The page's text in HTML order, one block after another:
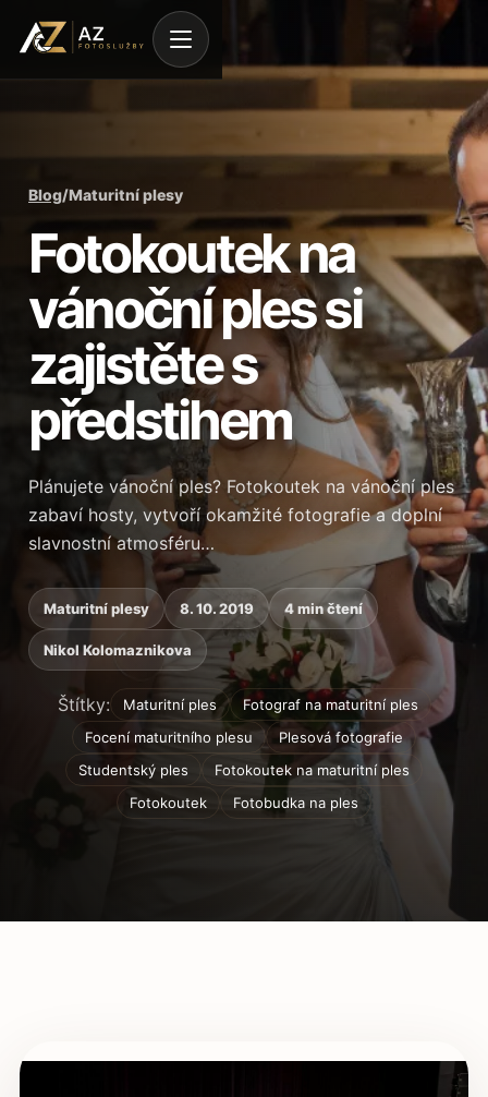
Blog/Maturitní plesy
Fotokoutek na
vánoční ples si
zajistěte s
předstihem
Plánujete vánoční ples? Fotokoutek na vánoční ples
zabaví hosty, vytvoří okamžité fotografie a doplní
slavnostní atmosféru…
Maturitní plesy 8. 10. 2019 4 min čtení
Nikol Kolomaznikova
Štítky: Maturitní ples
Fotograf na maturitní ples
Focení maturitního plesu
Plesová fotografie
Studentský ples
Fotokoutek na maturitní ples
Fotokoutek
Fotobudka na ples